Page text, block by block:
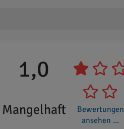
1,0
Mangelhaft
Bewertungen
ansehen ...